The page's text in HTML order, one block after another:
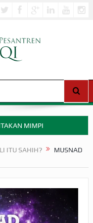
MIMPI
PERANG BADAR
ITU SAHIH?
MUSNAD